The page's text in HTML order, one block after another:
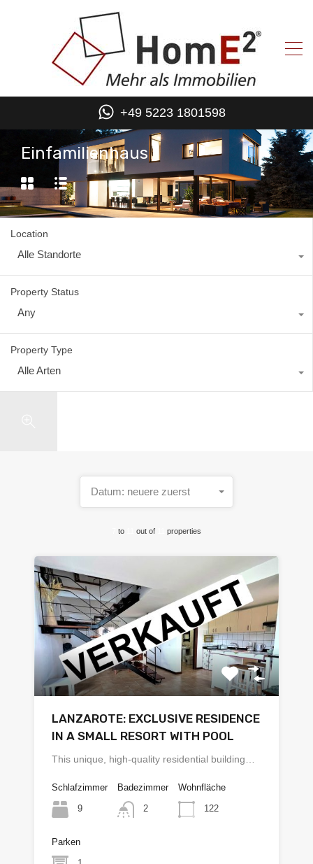
+49 5223 1801598
Einfamilienhaus
Location
Alle Standorte
Property Status
Any
Property Type
Alle Arten
to out of properties
Datum: neuere zuerst
LANZAROTE: EXCLUSIVE RESIDENCE
IN A SMALL RESORT WITH POOL
This unique, high-quality residential building…
Schlafzimmer
9
Badezimmer
2
Wohnfläche
122
Parken